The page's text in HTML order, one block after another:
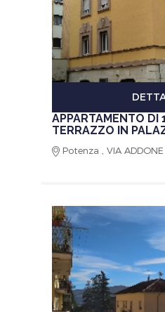
APPARTAMENTO DI
TERRAZZO IN
Potenza , VIA ADDONE